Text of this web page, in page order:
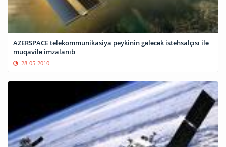
AZERSPACE telekommunikasiya peykinin gələcək istehsalçısı ilə
müqavilə imzalanıb
28-05-2010